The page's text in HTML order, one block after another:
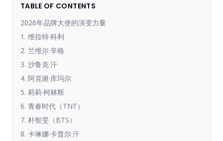
TABLE OF CONTENTS
2026年品牌大使的演变力量
1. 维拉特·科利
2. 兰维尔·辛格
3. 沙鲁克·汗
4. 阿克谢·库玛尔
5. 莉莉·柯林斯
6. 青春时代（TNT）
7. 朴智旻（BTS）
8. 卡琳娜·卡普尔·汗